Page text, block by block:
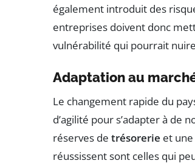
également introduit des
entreprises doivent donc
vulnérabilité qui pourrait
Adaptation au
Le changement rapide du
d’agilité pour s’adapter à de
réserves de trésorerie et
réussissent sont celles qui